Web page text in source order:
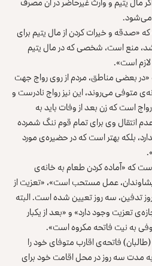
می‌شود.
«صدقه و خیرات کردن از مال یتیم برای
منع است، شخصی که در مال یتیم
است».
بعضی مناطق، مردم از روی رواج جهت
متوفی می‌روند، این نیز رواج نادرست و
است که زن بعد از وفات باید به
انتقال وی برای تمام قوم ننگ شمرده
بلکه بهتر است که در حضیره‌ی مورد
که «آماده کردن طعام به خانه‌ی
عمل مستحب است»، «تعزیت از
سه روز تعیین شده است. البته
تعزیت وجود دارد» و «بعد از یکبار
به نیت فاتحه‌ مکروه است».
فاتحه‌ی اقارب متوفای خود را
به مدت سه روز در محل اقامت خود برای